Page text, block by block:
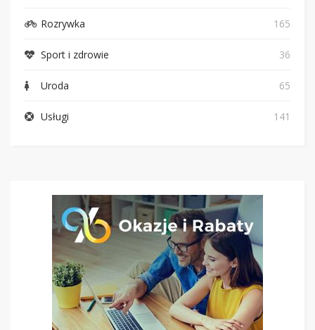
Rozrywka 165
Sport i zdrowie 36
Uroda 65
Usługi 141